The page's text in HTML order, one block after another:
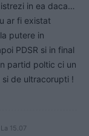
in ea daca…
ar fi existat
putere in
PDSR si in final
partid poltic ci un
de ultracorupti !
15.07